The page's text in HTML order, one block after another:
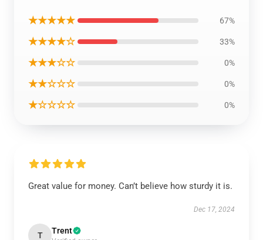
★★★★★ 67%
★★★★☆ 33%
★★★☆☆ 0%
★★☆☆☆ 0%
★☆☆☆☆ 0%
Great value for money. Can’t believe how sturdy it is.
Dec 17, 2024
T Trent